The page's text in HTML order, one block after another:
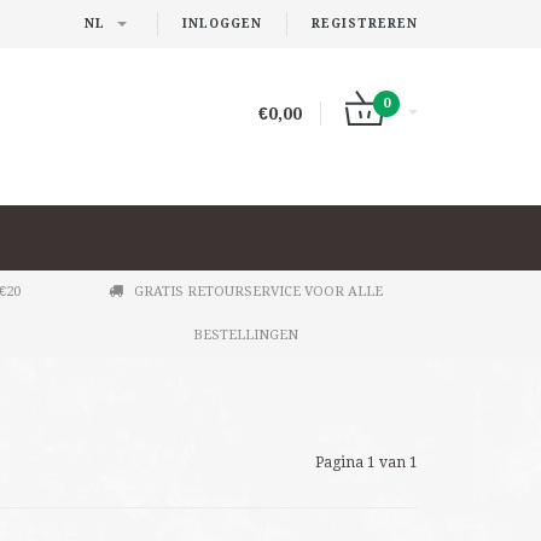
INLOGGEN REGISTREREN
NL
€0,00
0
GRATIS RETOURSERVICE VOOR ALLE
BESTELLINGEN
Pagina 1 van 1